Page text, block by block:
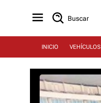
Buscar
INICIO VEHÍCULOS